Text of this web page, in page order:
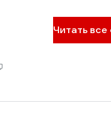
Читать